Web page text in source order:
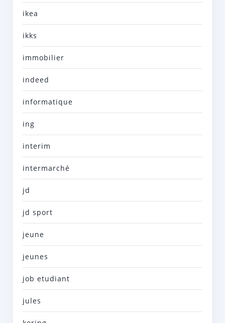
ikea
ikks
immobilier
indeed
informatique
ing
interim
intermarché
jd
jd sport
jeune
jeunes
job etudiant
jules